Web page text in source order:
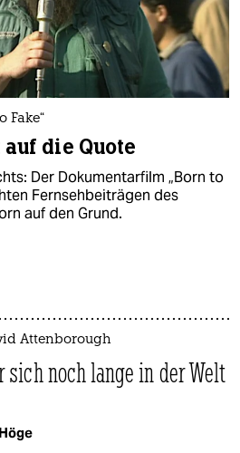
Fake“
die Quote
Der Dokumentarfilm „Born to
Fernsehbeiträgen des
auf den Grund.
Attenborough
noch lange in der Welt